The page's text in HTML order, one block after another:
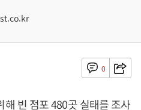
0
빈 점포 480곳 실태를 조사